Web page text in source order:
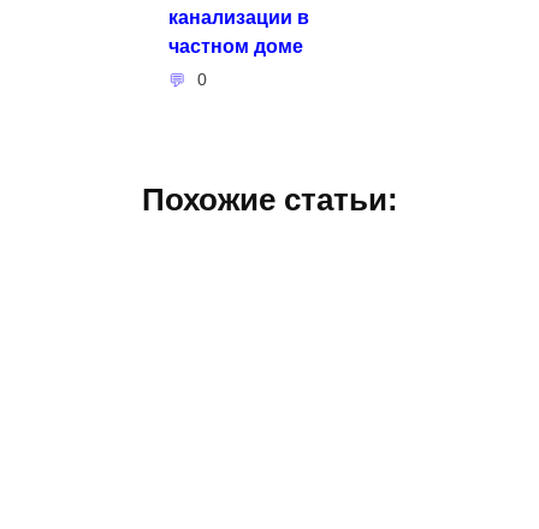
канализации в
частном доме
0
Похожие статьи: